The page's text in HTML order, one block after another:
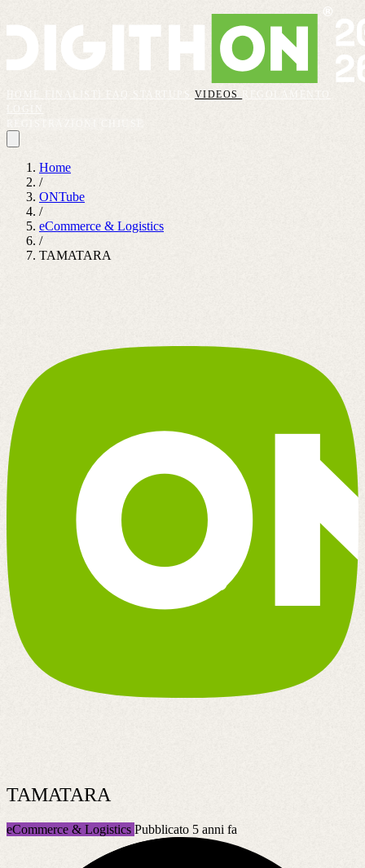
VIDEOS
REGOLAMENTO
Home
/
ONTube
/
eCommerce & Logistics
/
TAMATARA
TAMATARA
eCommerce & Logistics Pubblicato 5 anni fa